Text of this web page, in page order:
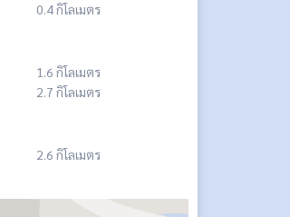
0.4 กิโลเมตร
1.6 กิโลเมตร
2.7 กิโลเมตร
2.6 กิโลเมตร